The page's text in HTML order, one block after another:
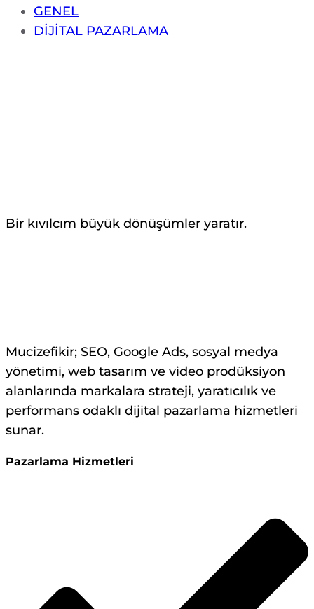
GENEL
DİJİTAL PAZARLAMA
Bir kıvılcım büyük dönüşümler yaratır.
Mucizefikir; SEO, Google Ads, sosyal medya
yönetimi, web tasarım ve video prodüksiyon
alanlarında markalara strateji, yaratıcılık ve
performans odaklı dijital pazarlama hizmetleri
sunar.
Pazarlama Hizmetleri